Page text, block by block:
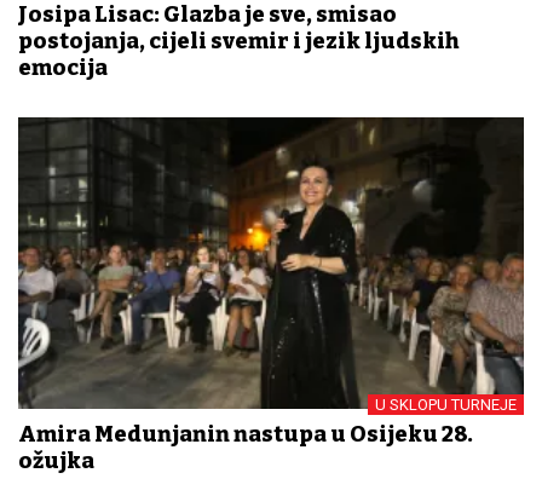
Josipa Lisac: Glazba je sve, smisao
postojanja, cijeli svemir i jezik ljudskih
emocija
U SKLOPU TURNEJE
Amira Medunjanin nastupa u Osijeku 28.
ožujka